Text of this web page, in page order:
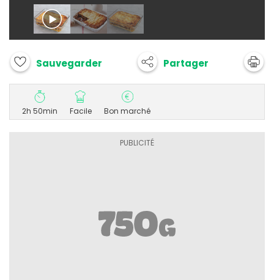
Sauvegarder Partager
2h 50min Facile Bon marché